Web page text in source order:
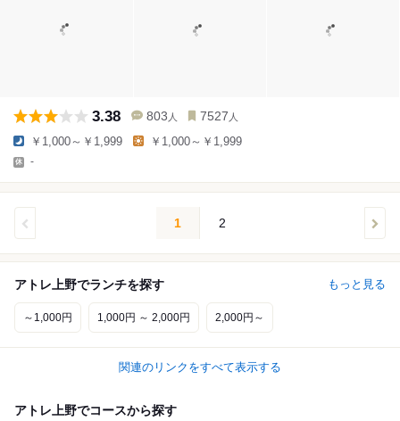
3.38 803 人 7527 人
￥1,000～￥1,999 ￥1,000～￥1,999
-
1 2
アトレ上野でランチを探す もっと見る
～1,000円 1,000円 ～ 2,000円 2,000円～
関連のリンクをすべて表示する
アトレ上野でコースから探す